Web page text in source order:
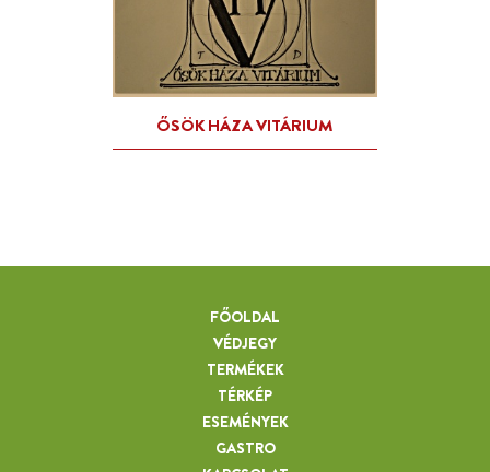
FŐOLDAL
VÉDJEGY
TERMÉKEK
TÉRKÉP
ESEMÉNYEK
GASTRO